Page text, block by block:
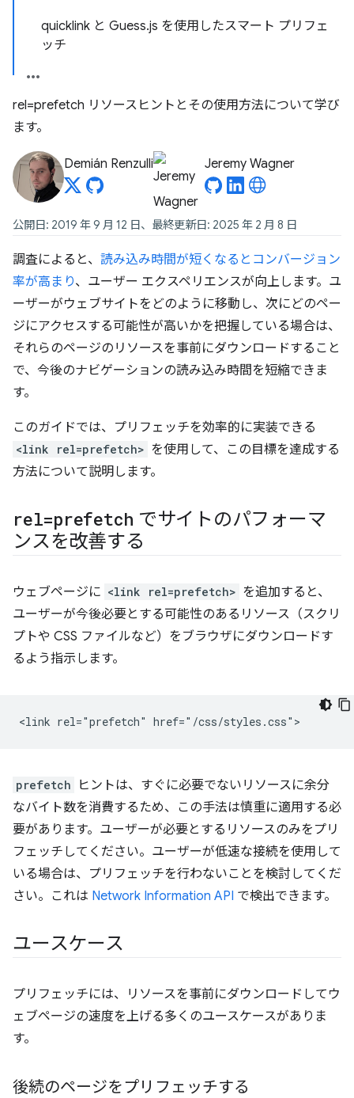
quicklink と Guess.js を使用したスマート プリフェ
ッチ
rel=prefetch リソースヒントとその使用方法について学び
ます。
Demián Renzulli Jeremy Wagner
公開日: 2019 年 9 月 12 日、最終更新日: 2025 年 2 月 8 日
調査によると、 読み込み時間が短くなるとコンバージョン
率が高まり、ユーザー エクスペリエンスが向上します。ユ
ーザーがウェブサイトをどのように移動し、次にどのペー
ジにアクセスする可能性が高いかを把握している場合は、
それらのページのリソースを事前にダウンロードすること
で、今後のナビゲーションの読み込み時間を短縮できま
す。
このガイドでは、プリフェッチを効率的に実装できる
<link rel=prefetch> を使用して、この目標を達成する
方法について説明します。
rel=prefetch でサイトのパフォーマ
ンスを改善する
ウェブページに <link rel=prefetch> を追加すると、
ユーザーが今後必要とする可能性のあるリソース（スクリ
プトや CSS ファイルなど）をブラウザにダウンロードす
るよう指示します。
prefetch
ヒントは、すぐに必要でないリソースに余分
なバイト数を消費するため、この手法は慎重に適用する必
要があります。ユーザーが必要とするリソースのみをプリ
フェッチしてください。ユーザーが低速な接続を使用して
いる場合は、プリフェッチを行わないことを検討してくだ
さい。これは Network Information API で検出できます。
ユースケース
プリフェッチには、リソースを事前にダウンロードしてウ
ェブページの速度を上げる多くのユースケースがありま
す。
後続のページをプリフェッチする